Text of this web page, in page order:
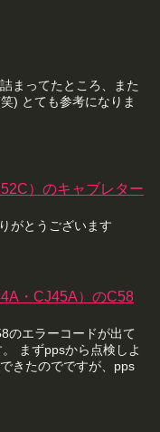
まってたところ、また
) とても参考になりま
）のキャブレター
がとうございます
・CJ45A）のC58
のエラーコードが出て
まずppsから点検しよ
きたのでですが、pps